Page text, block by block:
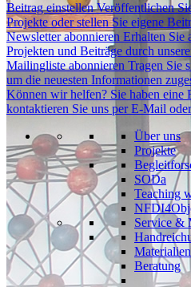
Beitrag einstellen Veröffentlichen
Projekte oder stellen Sie eigene
Newsletter abonnieren Erhalten Sie
Projekten und Beiträge durch
Mailingliste abonnieren Tragen Sie
um die neuesten Informationen
Können wir helfen? Sie haben eine
kontaktieren Sie uns per E-Mail
Über uns
Projekte
SODa
Teaching
Service &
Materialien
Beratung